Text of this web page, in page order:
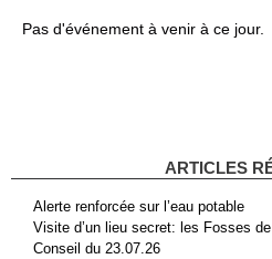
Pas d'événement à venir à ce jour.
ARTICLES
Alerte renforcée sur l’eau potable
Visite d’un lieu secret: les Fosses
Conseil du 23.07.26